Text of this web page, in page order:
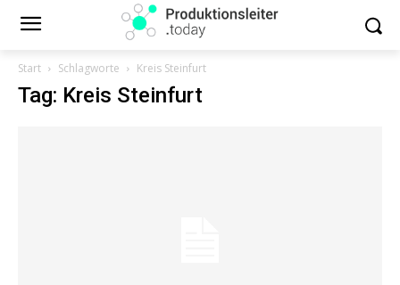
Start Schlagworte Kreis Steinfurt
Tag: Kreis Steinfurt